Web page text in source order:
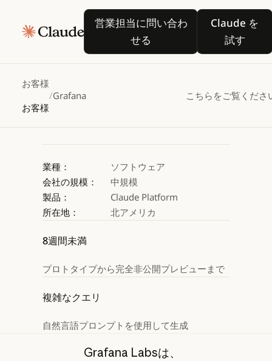
営業担当に問い合わ
せる
営業担当に問い合わせる
Claude を
試す
Claude
お客様
お客様
/Grafana こちらをご覧くださ
Grafana、
Claudeを活用したマル
Claude を試す
業種：
ソフトウェア
会社の規模：
中規模
製品：
Claude Platform
所在地：
北アメリカ
8週間未満
プロトタイプから完全非公開プレビューまで
複雑なクエリ
自然言語プロンプトを使用して生成
Grafana Labsは、